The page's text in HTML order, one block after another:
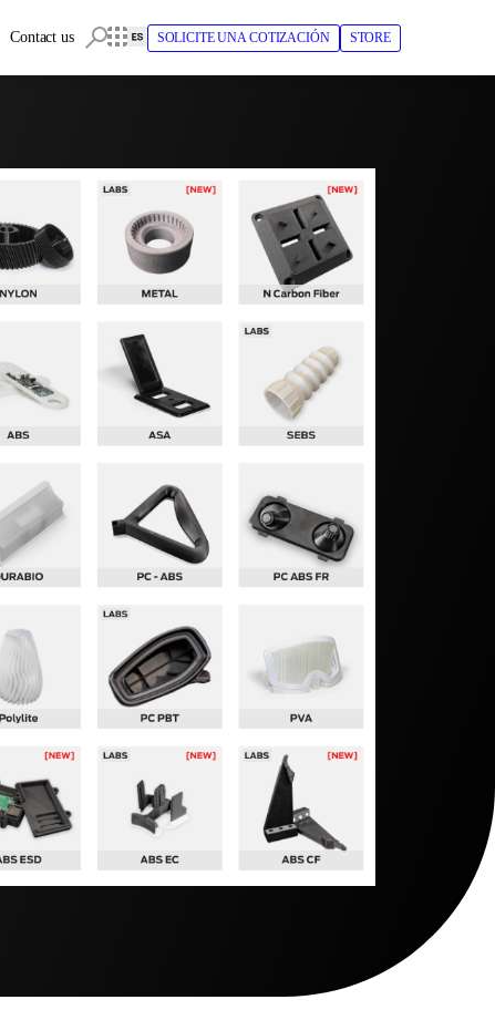
Contact us SOLICITE UNA COTIZACIÓN STORE